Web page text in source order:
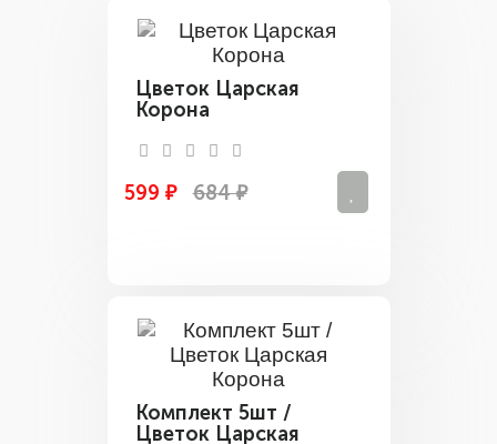
Цветок Царская
Корона
599 ₽ 684 ₽
Комплект 5шт /
Цветок Царская